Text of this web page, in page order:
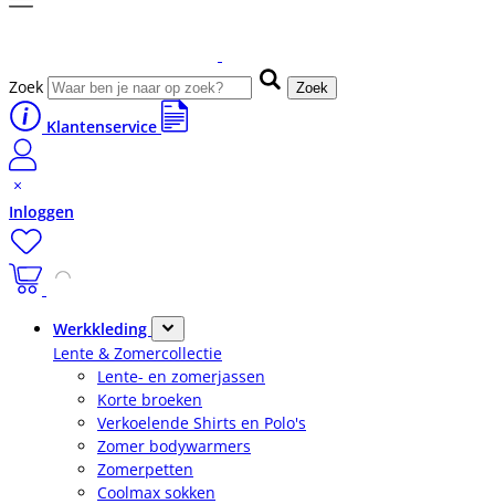
Zoek Zoek
Klantenservice
Inloggen
Werkkleding
Lente & Zomercollectie
Lente- en zomerjassen
Korte broeken
Verkoelende Shirts en Polo's
Zomer bodywarmers
Zomerpetten
Coolmax sokken